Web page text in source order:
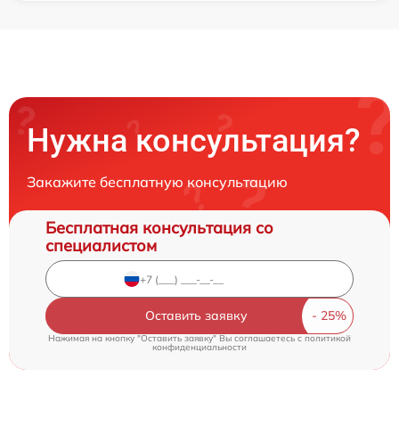
Нужна консультация?
Закажите бесплатную консультацию
Бесплатная консультация со
специалистом
Оставить заявку
Нажимая на кнопку "Оставить заявку" Вы соглашаетесь cполитикой
конфиденциальности